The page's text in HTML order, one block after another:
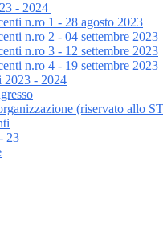
- 2024
n.ro 1 - 28 agosto 2023
n.ro 2 - 04 settembre 2023
n.ro 3 - 12 settembre 2023
n.ro 4 - 19 settembre 2023
2023 - 2024
(riservato allo
23